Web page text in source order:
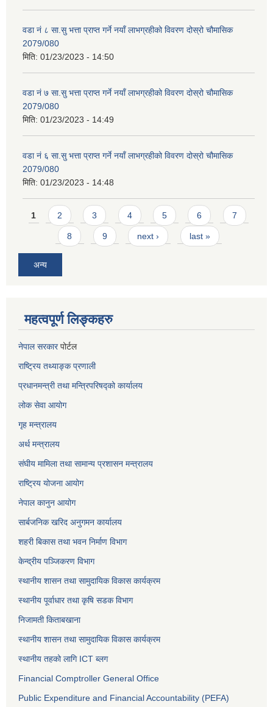
वडा नं ८ सा.सु भत्ता प्राप्त गर्ने नयाँ लाभग्रहीको विवरण दोस्रो चौमासिक
2079/080
मिति: 01/23/2023 - 14:50
वडा नं ७ सा.सु भत्ता प्राप्त गर्ने नयाँ लाभग्रहीको विवरण दोस्रो चौमासिक
2079/080
मिति: 01/23/2023 - 14:49
वडा नं ६ सा.सु भत्ता प्राप्त गर्ने नयाँ लाभग्रहीको विवरण दोस्रो चौमासिक
2079/080
मिति: 01/23/2023 - 14:48
Pages
1 2 3 4 5 6 7
8 9 next › last »
अन्य
महत्वपूर्ण लिङ्कहरु
नेपाल सरकारपोर्टल
राष्ट्रिय तथ्याङ्क प्रणाली
प्रधानमन्त्री तथा मन्त्रिपरिषद्को कार्यालय
लोक सेवाआयोग
गृह मन्त्रालय
अर्थ मन्त्रालय
संघीय मामिला तथा सामान्य प्रशासन मन्त्रालय
राष्ट्रिय योजना आयोग
नेपाल कानुन आयोग
सार्बजनिक खरिद अनुगमन कार्यालय
शहरी बिकास तथा भवन निर्माण विभाग
केन्द्रीय पञ्जिकरण विभाग
स्थानीय शासन तथा सामुदायिक विकास कार्यक्रम
स्थानीय पूर्वाधार तथा कृषि सडक विभाग
निजामती किताबखाना
स्थानीय शासन तथा सामुदायिक विकास कार्यक्रम
स्थानीय तहको लागि ICT ब्लग
Financial Comptroller General Office
Public Expenditure and Financial Accountability (PEFA)